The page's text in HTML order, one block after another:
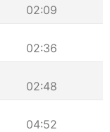
02:09
02:36
02:48
04:52